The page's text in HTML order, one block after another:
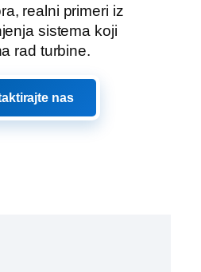
realni primeri iz
sistema koji
rad turbine.
nas